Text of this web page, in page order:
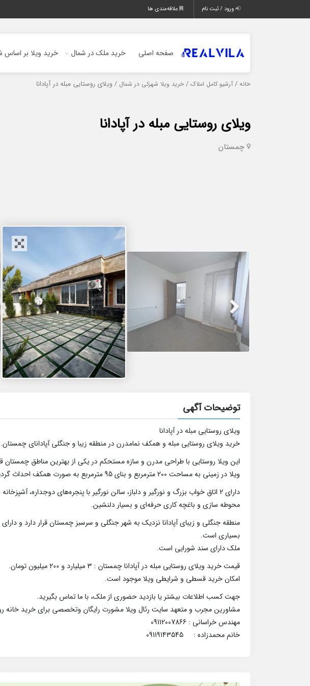
ورود / ثبت نام علاقه‌مندی ها
صفحه اصلی خرید ملک در شمال خرید ویلا بر اساس
خانه / آرشیو کامل املاک / خرید ویلا شهرکی در شمال / ویلای روستایی مبله در آپادانا
ویلای روستایی مبله در آپادانا
چمستان
توضیحات آگهی
ویلای روستایی مبله در آپادانا
خرید ویلای روستایی مبله و همکف نمامدرن در منطقه زیبا و جنگلی آپادانای چمستان.
این ویلا روستایی با طراحی مدرن و سازه مستحکم در یکی از بهترین مناطق چمستان
ویلا در زمینی به مساحت 200 مترمربع و بنای 95 مترمربع به صورت همکف احداث گردید.
دارای 2 اتاق خواب بزرگ و نورگیر و دلباز، سالن نورگیر با پنجره‌های دوجداره، آشپزخانه با کابینت‌های MDF.
محوطه سازی و باغچه کاری حرفه‌ای و بسیار دلنشین.
منطقه جنگلی و زیبای آپادانا نزدیک به شهر جنگلی و سرسبز چمستان قرار دارد و
بسیاری است.
ملک دارای سند شورایی است.
قیمت خرید ویلای روستایی مبله در آپادانا چمستان : 3 میلیارد و 200 میلیون تومان.
امکان خرید قسطی و شرایطی ویلا موجود است.
جهت کسب اطلاعات بیشتر یا بازدید حضوری از ملک، با ما تماس بگیرید.
مشاورین مجرب و متعهد سایت رئال ویلا مشورت رایگان وتخصصی برای خرید خانه
مهندس خراسانی : 09112007866
خانم محمدزاده : 09119143545